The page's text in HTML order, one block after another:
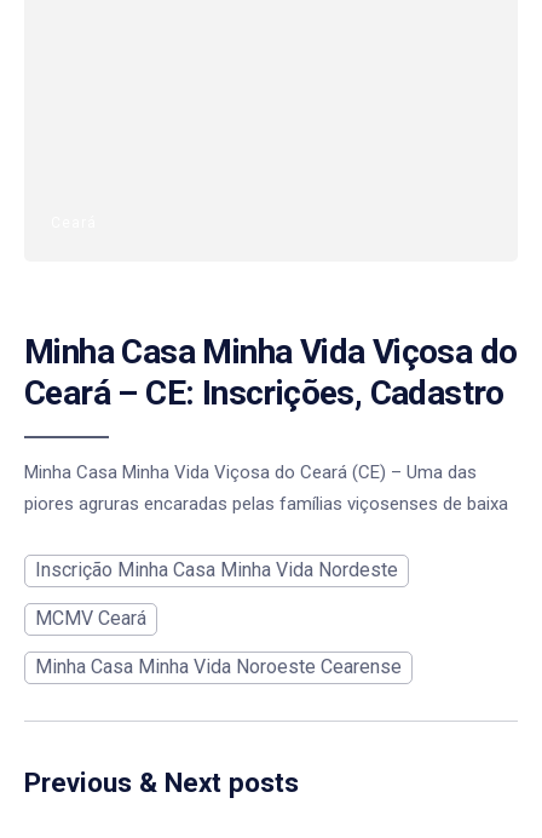
Minha Casa Minha Vida Viçosa do
Ceará – CE: Inscrições, Cadastro
Minha Casa Minha Vida Viçosa do Ceará (CE) – Uma das
piores agruras encaradas pelas famílias viçosenses de baixa
Inscrição Minha Casa Minha Vida Nordeste
MCMV Ceará
Minha Casa Minha Vida Noroeste Cearense
Previous & Next posts